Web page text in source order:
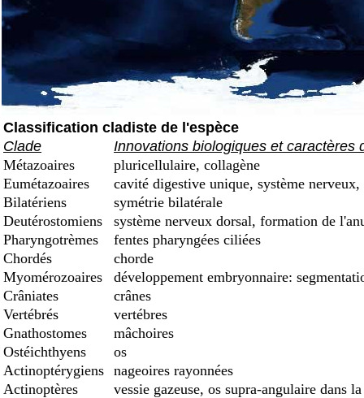
Classification cladiste de l'espèce
Clade
Innovations biologiques et caractères
Métazoaires
pluricellulaire, collagène
Eumétazoaires
cavité digestive unique, système
Bilatériens
symétrie bilatérale
Deutérostomiens
système nerveux dorsal, formation de
Pharyngotrèmes
fentes pharyngées ciliées
Chordés
chorde
Myomérozoaires
développement embryonnaire:
Crâniates
crânes
Vertébrés
vertébres
Gnathostomes
mâchoires
Ostéichthyens
os
Actinoptérygiens nageoires rayonnées
Actinoptères
vessie gazeuse, os supra-angulaire dans